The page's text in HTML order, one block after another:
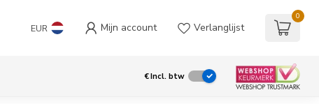
EUR Mijn account Verlanglijst
0
€Incl. btw